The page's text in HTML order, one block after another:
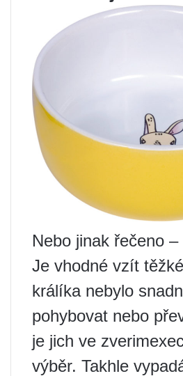
Nebo jinak řečeno
Je vhodné vzít
králíka nebylo
pohybovat nebo
je jich ve
výběr. Takhle